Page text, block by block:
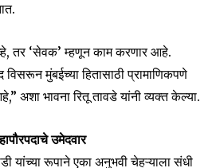
तर ‘सेवक’ म्हणून काम करणार आहे.
विसरून मुंबईच्या हितासाठी प्रामाणिकपणे
अशा भावना रितू तावडे यांनी व्यक्त केल्या.
उमेदवार
यांच्या रूपाने एका अनुभवी चेहऱ्याला संधी